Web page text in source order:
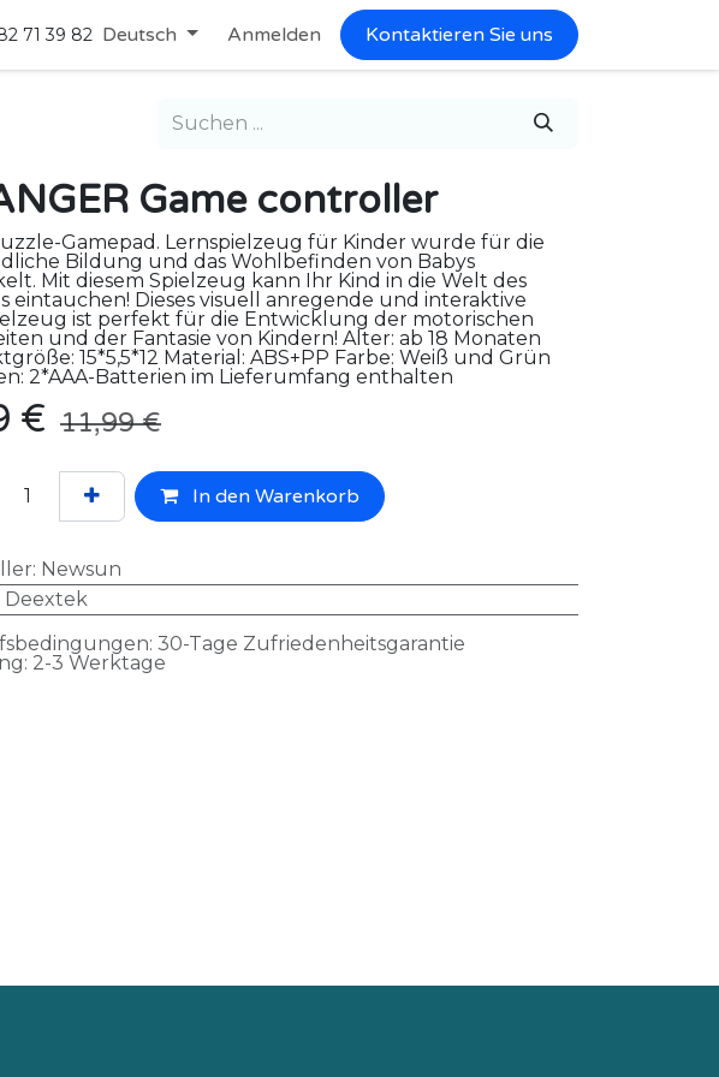
71 39 82 Deutsch Anmelden Kontaktieren Sie uns
Game controller
Gamepad. Lernspielzeug für Kinder wurde für die
Bildung und das Wohlbefinden von Babys
Mit diesem Spielzeug kann Ihr Kind in die Welt des
eintauchen! Dieses visuell anregende und interaktive
ist perfekt für die Entwicklung der motorischen
und der Fantasie von Kindern! Alter: ab 18 Monaten
15*5,5*12 Material: ABS+PP Farbe: Weiß und Grün
2*AAA-Batterien im Lieferumfang enthalten
€ 11,99€
In den Warenkorb
: Newsun
Deextek
30-Tage Zufriedenheitsgarantie
2-3 Werktage